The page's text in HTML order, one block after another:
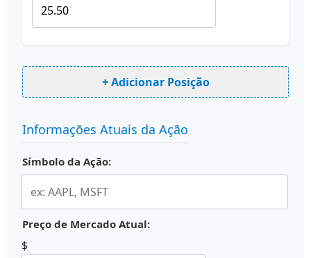
+ Adicionar Posição
Informações Atuais da Ação
Símbolo da Ação:
Preço de Mercado Atual:
$